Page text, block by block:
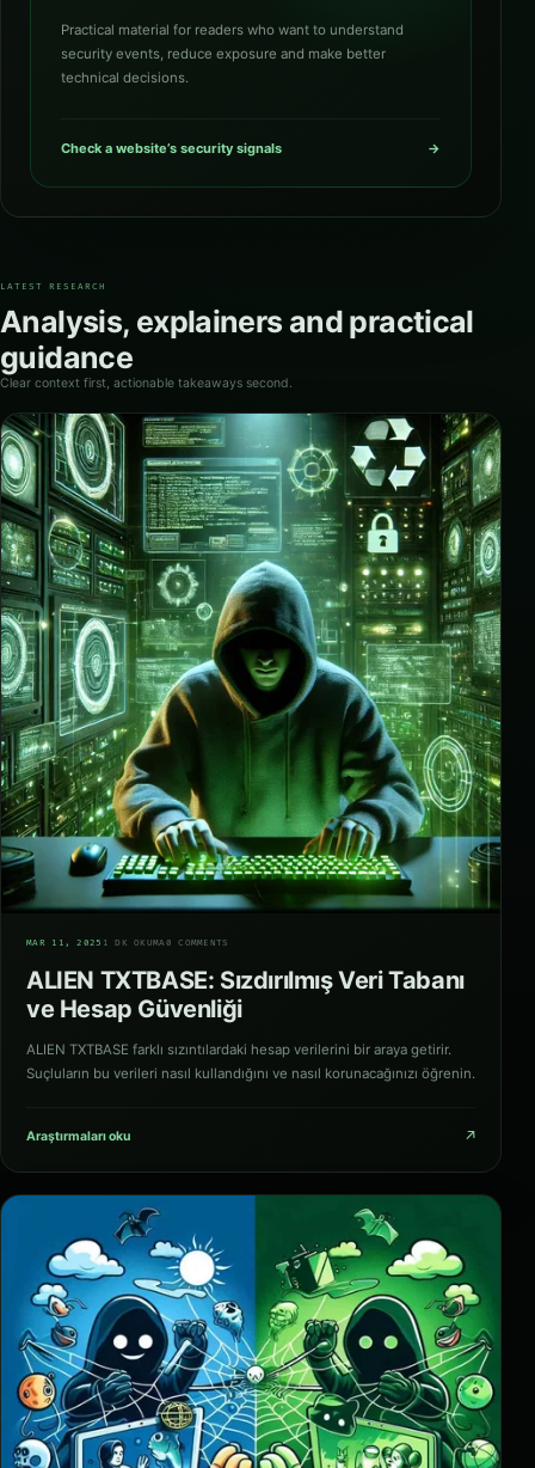
Practical material for readers who want to understand
security events, reduce exposure and make better
technical decisions.
Check a website’s security signals →
LATEST RESEARCH
Analysis, explainers and practical
guidance
Clear context first, actionable takeaways second.
MAR 11, 2025 1 DK OKUMA0 COMMENTS
ALIEN TXTBASE: Sızdırılmış Veri Tabanı
ve Hesap Güvenliği
ALIEN TXTBASE farklı sızıntılardaki hesap verilerini bir araya getirir.
Suçluların bu verileri nasıl kullandığını ve nasıl korunacağınızı öğrenin.
Araştırmaları oku ↗